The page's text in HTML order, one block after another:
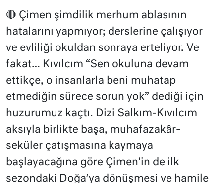
🔴 Çimen şimdilik merhum ablasının
hatalarını yapmıyor; derslerine çalışıyor
ve evliliği okuldan sonraya erteliyor. Ve
fakat… Kıvılcım “Sen okuluna devam
ettikçe, o insanlarla beni muhatap
etmediğin sürece sorun yok” dediği için
huzurumuz kaçtı. Dizi Salkım-Kıvılcım
aksıyla birlikte başa, muhafazakâr-
seküler çatışmasına kaymaya
başlayacağına göre Çimen’in de ilk
sezondaki Doğa’ya dönüşmesi ve hamile